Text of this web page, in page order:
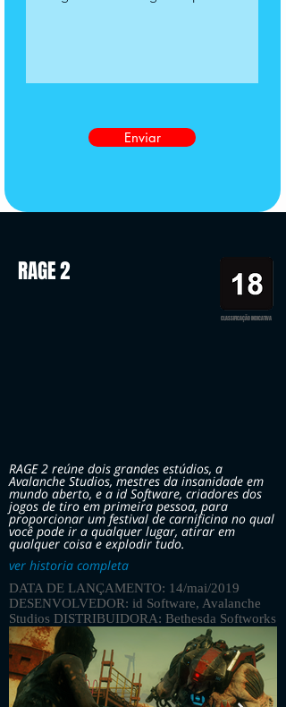
Enviar
RAGE 2
CLASSIFICAÇÃO INDICATIVA
RAGE 2 reúne dois grandes estúdios, a
Avalanche Studios, mestres da insanidade em
mundo aberto, e a id Software, criadores dos
jogos de tiro em primeira pessoa, para
proporcionar um festival de carnificina no qual
você pode ir a qualquer lugar, atirar em
qualquer coisa e explodir tudo.
ver historia completa
DATA DE LANÇAMENTO: 14/mai/2019
DESENVOLVEDOR: id Software, Avalanche
Studios DISTRIBUIDORA: Bethesda Softworks